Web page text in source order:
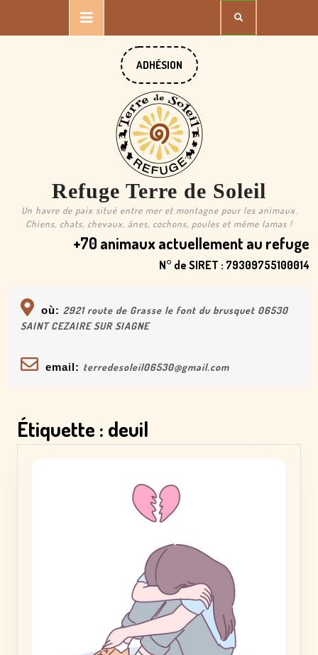
content
Button
ADHÉSION
DONATE
NOW
Refuge Terre de Soleil
Un havre de paix situé entre mer et montagne pour les animaux.
Chiens, chats, chevaux, ânes, cochons, poules et même lamas !
+70 animaux actuellement au refuge
N° de SIRET : 79309755100014
où: 2921 route de Grasse le font du brusquet 06530
SAINT CEZAIRE SUR SIAGNE
email: terredesoleil06530@gmail.com
Étiquette : deuil